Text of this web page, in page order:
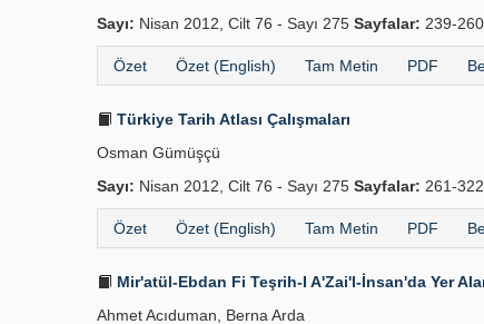
Sayı: Nisan 2012, Cilt 76 - Sayı 275 Sayfalar: 239-260
Özet Özet (English) Tam Metin PDF
Türkiye Tarih Atlası Çalışmaları
Osman Gümüşçü
Sayı: Nisan 2012, Cilt 76 - Sayı 275 Sayfalar: 261-322
Özet Özet (English) Tam Metin PDF
Mir'atül-Ebdan Fi Teşrih-I A'Zai'l-İnsan'da Yer
Ahmet Acıduman, Berna Arda